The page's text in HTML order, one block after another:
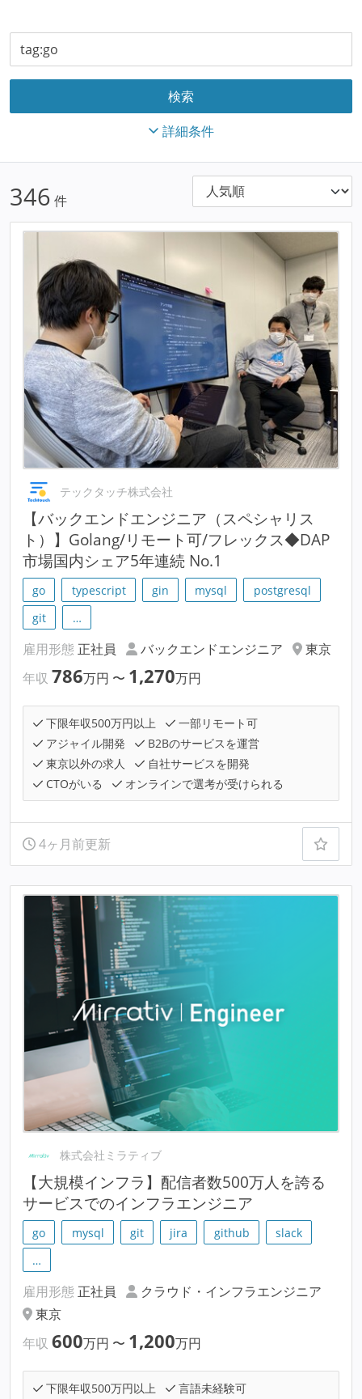
詳細条件
346 件
テックタッチ株式会社
【バックエンドエンジニア（スペシャリス
ト）】Golang/リモート可/フレックス◆DAP
市場国内シェア5年連続 No.1
go typescript gin mysql
postgresql
git
…
雇用形態 正社員 バックエンドエンジニア
東京
年収 786万円 〜 1,270万円
下限年収500万円以上
一部リモート可
アジャイル開発
B2Bのサービスを運営
東京以外の求人
自社サービスを開発
CTOがいる
オンラインで選考が受けられる
4ヶ月前更新
株式会社ミラティブ
【大規模インフラ】配信者数500万人を誇る
サービスでのインフラエンジニア
go mysql git jira github
slack
…
雇用形態 正社員
クラウド・インフラエンジニア
東京
年収 600万円 〜 1,200万円
下限年収500万円以上
言語未経験可